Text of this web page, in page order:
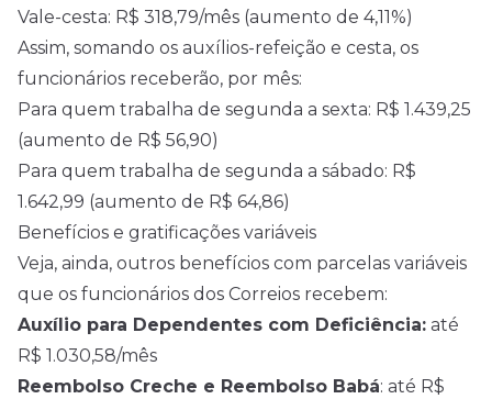
Vale-cesta: R$ 318,79/mês (aumento de 4,11%)
Assim, somando os auxílios-refeição e cesta, os
funcionários receberão, por mês:
Para quem trabalha de segunda a sexta: R$ 1.439,25
(aumento de R$ 56,90)
Para quem trabalha de segunda a sábado: R$
1.642,99 (aumento de R$ 64,86)
Benefícios e gratificações variáveis
Veja, ainda, outros benefícios com parcelas variáveis
que os funcionários dos Correios recebem:
Auxílio para Dependentes com Deficiência: até
R$ 1.030,58/mês
Reembolso Creche e Reembolso Babá: até R$